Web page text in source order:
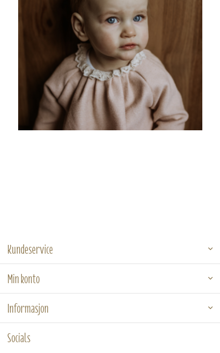
Kundeservice
Min konto
Informasjon
Socials